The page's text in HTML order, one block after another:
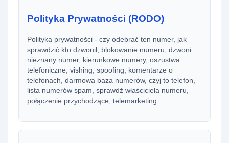
Polityka Prywatności (RODO)
Polityka prywatności - czy odebrać ten numer, jak
sprawdzić kto dzwonił, blokowanie numeru, dzwoni
nieznany numer, kierunkowe numery, oszustwa
telefoniczne, vishing, spoofing, komentarze o
telefonach, darmowa baza numerów, czyj to telefon,
lista numerów spam, sprawdź właściciela numeru,
połączenie przychodzące, telemarketing